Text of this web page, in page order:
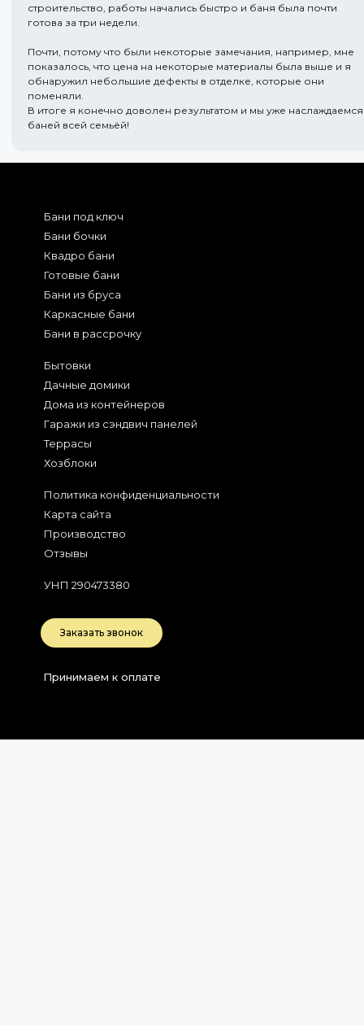
строительство, работы начались быстро и баня была почти
готова за три недели.
Почти, потому что были некоторые замечания, например, мне
показалось, что цена на некоторые материалы была выше и я
обнаружил небольшие дефекты в отделке, которые они
поменяли.
В итоге я конечно доволен результатом и мы уже наслаждаемся
баней всей семьёй!
Бани под ключ
Бани бочки
Квадро бани
Готовые бани
Бани из бруса
Каркасные бани
Бани в рассрочку
Бытовки
Дачные домики
Дома из контейнеров
Гаражи из сэндвич панелей
Террасы
Хозблоки
Политика конфиденциальности
Карта сайта
Производство
Отзывы
УНП 290473380
Заказать звонок
Принимаем к оплате